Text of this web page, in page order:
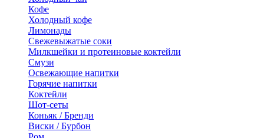
Кофе
Холодный кофе
Лимонады
Свежевыжатые соки
Милкшейки и протеиновые коктейли
Смузи
Освежающие напитки
Горячие напитки
Коктейли
Шот-сеты
Коньяк / Бренди
Виски / Бурбон